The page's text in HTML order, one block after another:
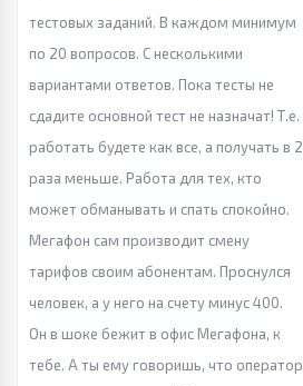
тестовых заданий. В каждом минимум
по 20 вопросов. С несколькими
вариантами ответов. Пока тесты не
сдадите основной тест не назначат! Т.е.
работать будете как все, а получать в 2
раза меньше. Работа для тех, кто
может обманывать и спать спокойно.
Мегафон сам производит смену
тарифов своим абонентам. Проснулся
человек, а у него на счету минус 400.
Он в шоке бежит в офис Мегафона, к
тебе. А ты ему говоришь, что оператор